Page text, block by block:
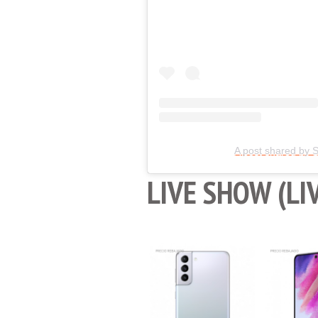
A post shared by
LIVE SHOW